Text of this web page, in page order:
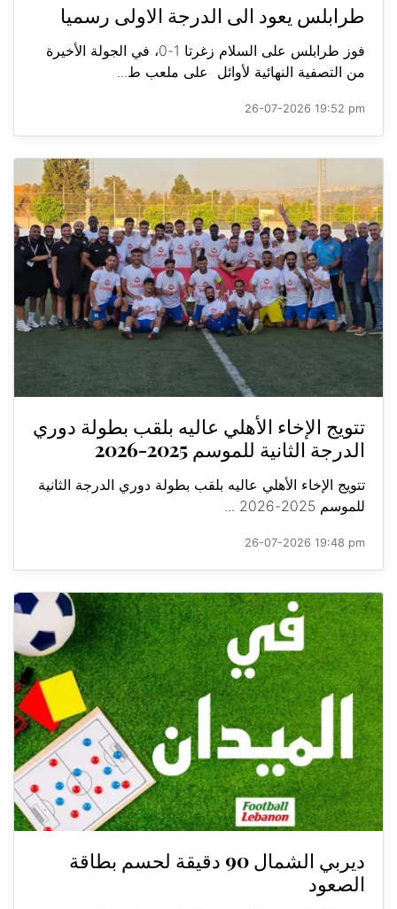
طرابلس يعود الى الدرجة الاولى رسميا
فوز طرابلس على السلام زغرتا 1-0، في الجولة الأخيرة
من التصفية النهائية لأوائل على ملعب ط...
26-07-2026 19:52 pm
تتويج الإخاء الأهلي عاليه بلقب بطولة دوري
الدرجة الثانية للموسم 2025-2026
تتويج الإخاء الأهلي عاليه بلقب بطولة دوري الدرجة الثانية
للموسم 2025-2026 ...
26-07-2026 19:48 pm
ديربي الشمال 90 دقيقة لحسم بطاقة
الصعود